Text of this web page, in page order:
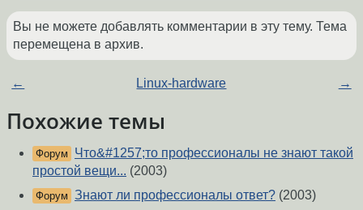
Вы не можете добавлять комментарии в эту тему. Тема
перемещена в архив.
← Linux-hardware →
Похожие темы
Форум
Что&#1257;то профессионалы не знают такой
простой вещи... (2003)
Форум Знают ли профессионалы ответ? (2003)